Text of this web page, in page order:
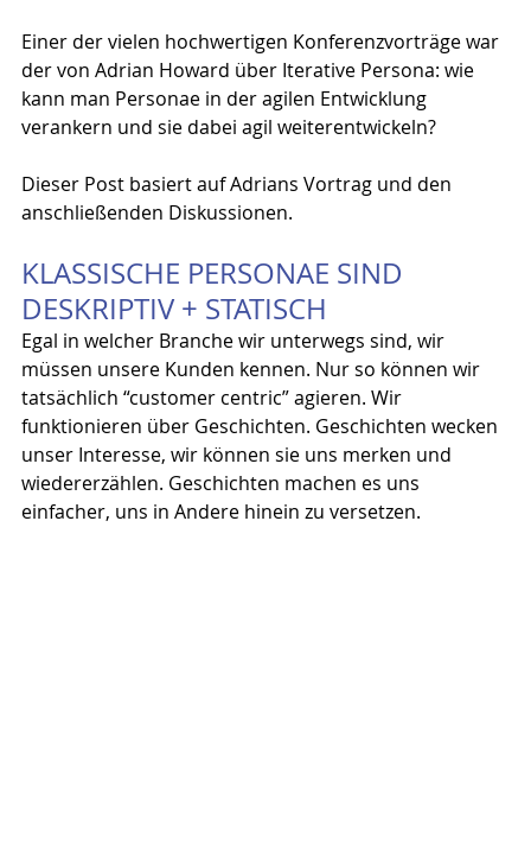
Einer der vielen hochwertigen Konferenzvorträge war
der von Adrian Howard über Iterative Persona: wie
kann man Personae in der agilen Entwicklung
verankern und sie dabei agil weiterentwickeln?
Dieser Post basiert auf Adrians Vortrag und den
anschließenden Diskussionen.
KLASSISCHE PERSONAE SIND
DESKRIPTIV + STATISCH
Egal in welcher Branche wir unterwegs sind, wir
müssen unsere Kunden kennen. Nur so können wir
tatsächlich “customer centric” agieren. Wir
funktionieren über Geschichten. Geschichten wecken
unser Interesse, wir können sie uns merken und
wiedererzählen. Geschichten machen es uns
einfacher, uns in Andere hinein zu versetzen.